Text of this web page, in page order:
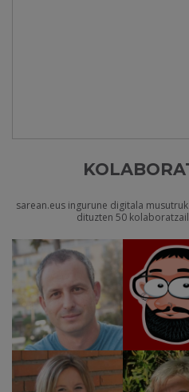
sarean.eus ingurune digitala
dituzten 50